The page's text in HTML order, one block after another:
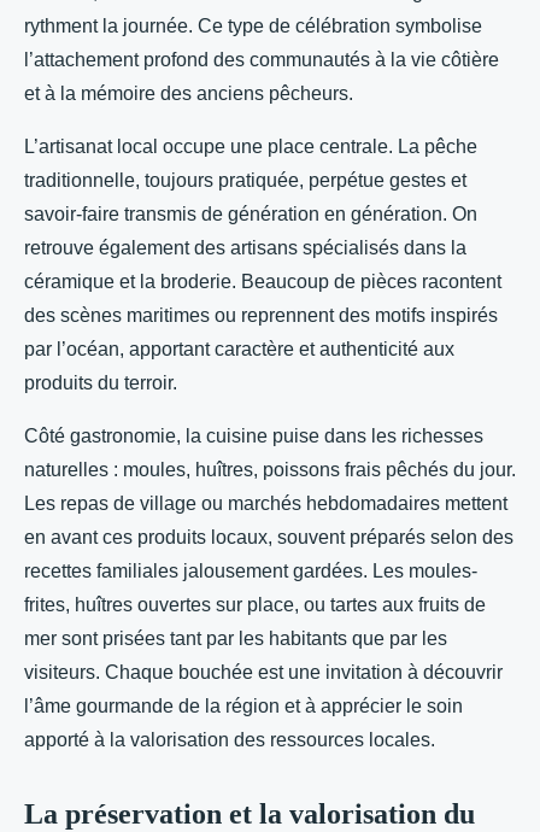
rythment la journée. Ce type de célébration symbolise
l’attachement profond des communautés à la vie côtière
et à la mémoire des anciens pêcheurs.
L’artisanat local occupe une place centrale. La pêche
traditionnelle, toujours pratiquée, perpétue gestes et
savoir-faire transmis de génération en génération. On
retrouve également des artisans spécialisés dans la
céramique et la broderie. Beaucoup de pièces racontent
des scènes maritimes ou reprennent des motifs inspirés
par l’océan, apportant caractère et authenticité aux
produits du terroir.
Côté gastronomie, la cuisine puise dans les richesses
naturelles : moules, huîtres, poissons frais pêchés du jour.
Les repas de village ou marchés hebdomadaires mettent
en avant ces produits locaux, souvent préparés selon des
recettes familiales jalousement gardées. Les moules-
frites, huîtres ouvertes sur place, ou tartes aux fruits de
mer sont prisées tant par les habitants que par les
visiteurs. Chaque bouchée est une invitation à découvrir
l’âme gourmande de la région et à apprécier le soin
apporté à la valorisation des ressources locales.
La préservation et la valorisation du